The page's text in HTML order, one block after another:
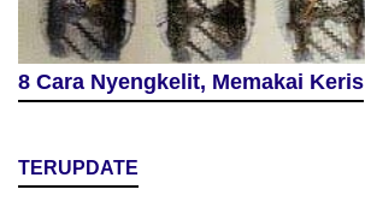
8 Cara Nyengkelit, Memakai Keris
TERUPDATE